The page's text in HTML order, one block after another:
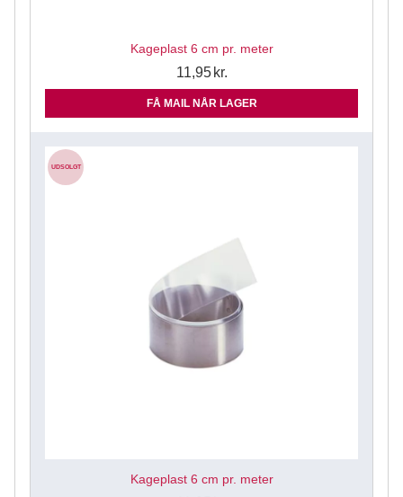
Kageplast 6 cm pr. meter
11,95 kr.
FÅ MAIL NÅR LAGER
UDSOLGT
Kageplast 6 cm pr. meter